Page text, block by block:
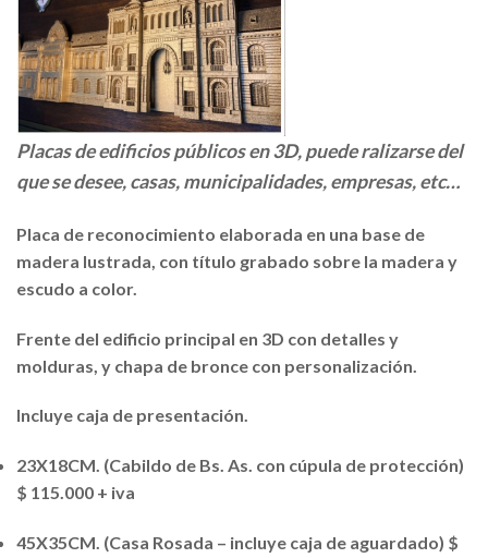
Placas de edificios públicos en 3D, puede ralizarse del
que se desee, casas, municipalidades, empresas, etc…
Placa de reconocimiento elaborada en una base de
madera lustrada, con título grabado sobre la madera y
escudo a color.
Frente del edificio principal en 3D con detalles y
molduras, y chapa de bronce con personalización.
Incluye caja de presentación.
23X18CM. (Cabildo de Bs. As. con cúpula de protección)
$ 115.000 + iva
45X35CM. (Casa Rosada – incluye caja de aguardado) $